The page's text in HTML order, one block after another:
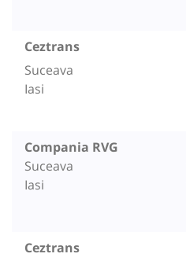
Ceztrans
Suceava
Iasi
Compania RVG
Suceava
Iasi
Ceztrans